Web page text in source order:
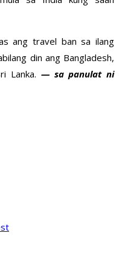
ang travel ban sa ilang
din ang Bangladesh,
Lanka. — sa panulat ni